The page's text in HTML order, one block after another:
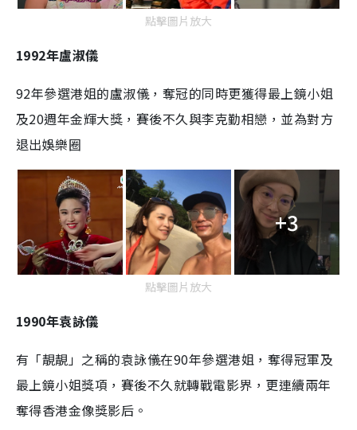
點擊圖片放大
1992年盧淑儀
92年參選港姐的盧淑儀，奪冠的同時更獲得最上鏡小姐
及20週年金輝大獎，賽後不久與李克勤相戀，並為對方
退出娛樂圈
+3
點擊圖片放大
1990年袁詠儀
有「靚靚」之稱的袁詠儀在90年參選港姐，奪得冠軍及
最上鏡小姐獎項，賽後不久就轉戰電影界，更連續兩年
奪得香港金像獎影后。